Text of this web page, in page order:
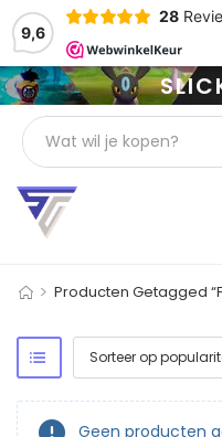
9,6
28
> Producten Getagged
Geen producten